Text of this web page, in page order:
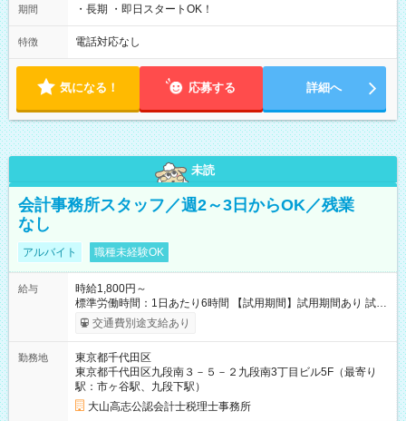
期間 ・長期 ・即日スタートOK！
特徴 電話対応なし
気になる！ 応募する 詳細へ
未読
会計事務所スタッフ／週2～3日からOK／残業
なし
アルバイト 職種未経験OK
給与
時給1,800円～
標準労働時間：1日あたり6時間 【試用期間】試用期間あり 試用
期間の長さ：3ヶ月 雇用形態、給与は本採用時と同じです。
交通費別途支給あり
勤務地
東京都千代田区
東京都千代田区九段南３－５－２九段南3丁目ビル5F（最寄り
駅：市ヶ谷駅、九段下駅）
大山高志公認会計士税理士事務所